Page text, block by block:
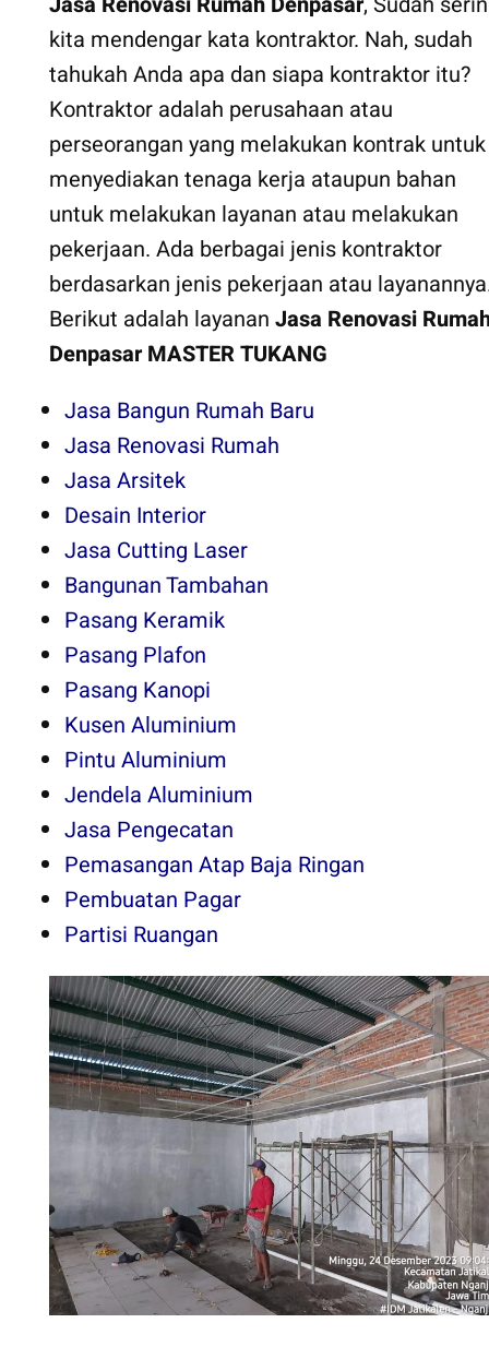
kita mendengar kata kontraktor. Nah, sudah
tahukah Anda apa dan siapa kontraktor itu?
Kontraktor adalah perusahaan atau
perseorangan yang melakukan kontrak untuk
menyediakan tenaga kerja ataupun bahan
untuk melakukan layanan atau melakukan
pekerjaan. Ada berbagai jenis kontraktor
berdasarkan jenis pekerjaan atau
Berikut adalah layanan Jasa Renovasi
DenpasarMASTER TUKANG
Jasa Bangun Rumah Baru
Jasa Renovasi Rumah
Jasa Arsitek
Desain Interior
Jasa Cutting Laser
Bangunan Tambahan
Pasang Keramik
Pasang Plafon
Pasang Kanopi
Kusen Aluminium
Pintu Aluminium
Jendela Aluminium
Jasa Pengecatan
Pemasangan Atap Baja Ringan
Pembuatan Pagar
Partisi Ruangan